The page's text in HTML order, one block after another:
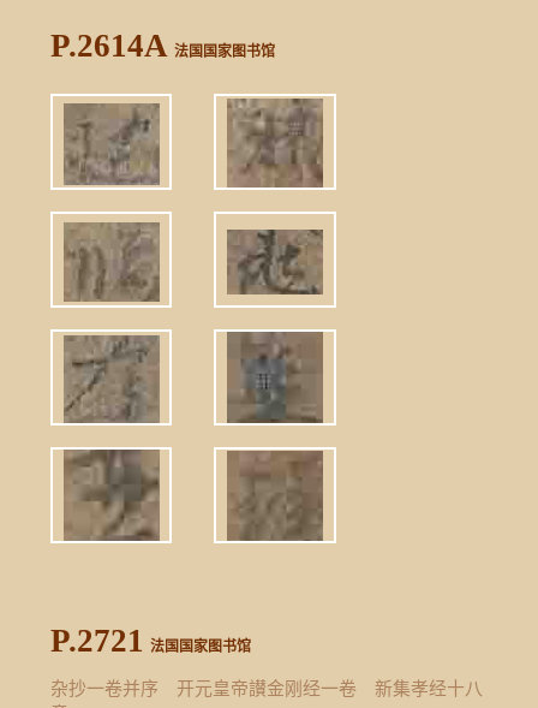
P.2614A 法国国家图书馆
P.2721 法国国家图书馆
杂抄一卷并序 开元皇帝讃金刚经一卷 新集孝经十八